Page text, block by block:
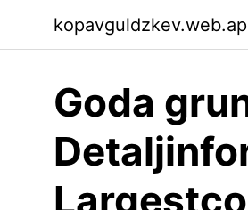
Goda